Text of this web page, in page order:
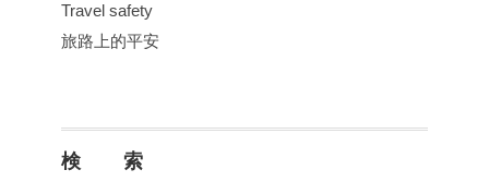
Travel safety
旅路上的平安
検 索